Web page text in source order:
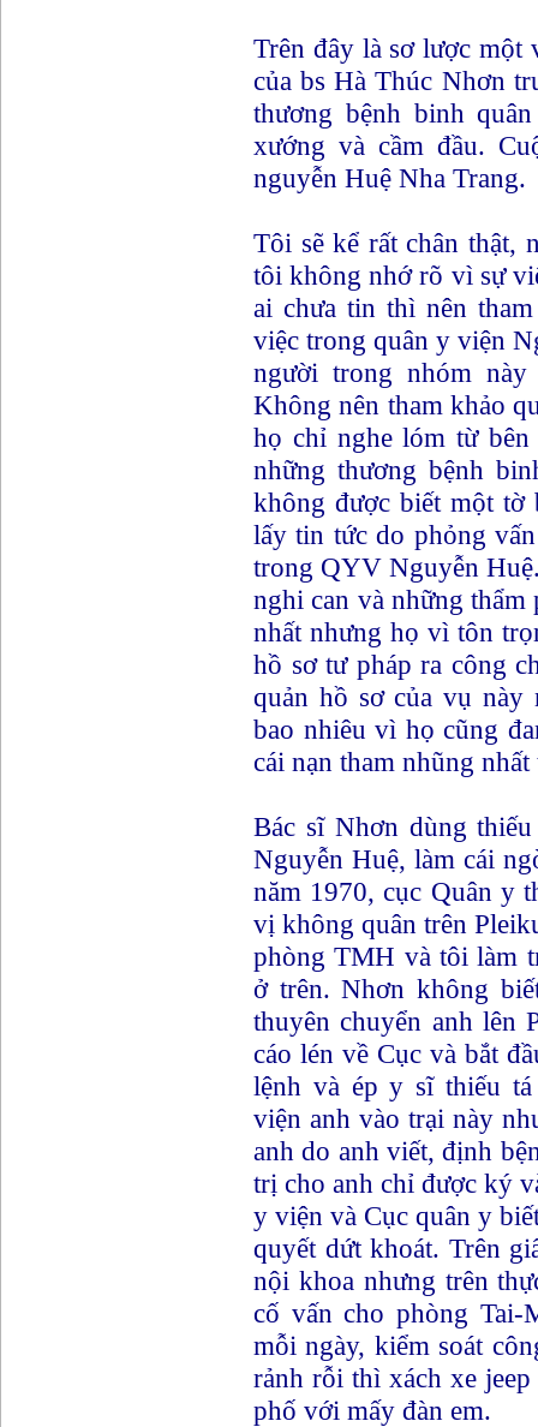
Trên đây là sơ lược một
của bs Hà Thúc Nhơn
thương bệnh binh
xướng và cầm đầu.
nguyễn Huệ Nha Trang.
Tôi sẽ kể rất chân thật,
tôi không nhớ rõ vì sự
ai chưa tin thì nên
việc trong quân y viện
người trong nhóm
Không nên tham khảo
họ chỉ nghe lóm từ
những thương bệnh
không được biết một tờ
lấy tin tức do phỏng
trong QYV Nguyễn
nghi can và những
nhất nhưng họ vì tôn
hồ sơ tư pháp ra công
quản hồ sơ của vụ
bao nhiêu vì họ cũng
cái nạn tham nhũng
Bác sĩ Nhơn dùng
Nguyễn Huệ, làm cái
năm 1970, cục Quân y
vị không quân trên
phòng TMH và tôi làm
ở trên. Nhơn không
thuyên chuyển anh lên
cáo lén về Cục và bắt
lệnh và ép y sĩ thiếu
viện anh vào trại này
anh do anh viết, định
trị cho anh chỉ được ký
y viện và Cục quân y
quyết dứt khoát. Trên
nội khoa nhưng trên
cố vấn cho phòng
mỗi ngày, kiểm soát
rảnh rỗi thì xách xe
phố với mấy đàn em.